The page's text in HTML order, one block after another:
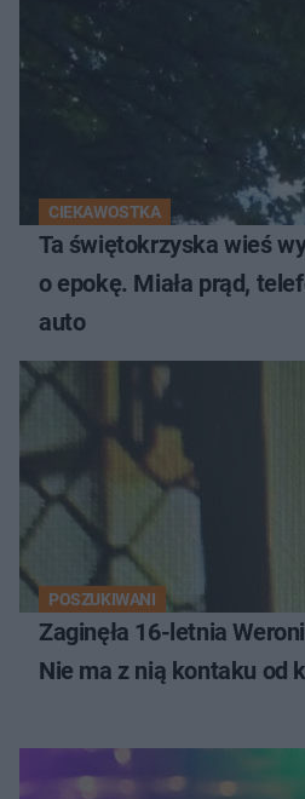
CIEKAWOSTKA
Ta świętokrzyska wieś
o epokę. Miała prąd,
auto
POSZUKIWANI
Zaginęła 16-letnia
Nie ma z nią kontaku od